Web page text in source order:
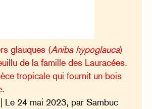
glauques (Aniba hypoglauca)
de la famille des Lauracées.
tropicale qui fournit un bois
| Le 24 mai 2023, par Sambuc